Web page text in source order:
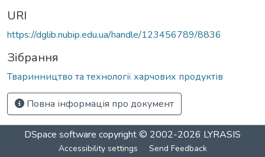
URI
https://dglib.nubip.edu.ua/handle/123456789/8836
Зібрання
Тваринництво та технології харчових продуктів
Повна інформація про документ
DSpace software copyright © 2002-2026 LYRASIS
Accessibility settings Send Feedback